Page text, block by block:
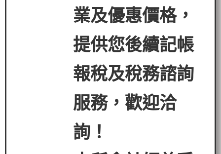
業及優惠價格，
提供您後續記帳
報稅及稅務諮詢
服務，歡迎洽
詢！